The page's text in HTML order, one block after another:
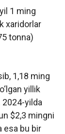
1 ming
xaridorlar
tonna)
1,18 ming
yillik
2024-yilda
$2,3 mingni
esa bu bir